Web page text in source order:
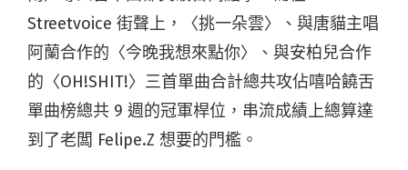
Streetvoice 街聲上，〈挑一朵雲〉、與唐貓主唱
阿蘭合作的〈今晚我想來點你〉、與安柏兒合作
的〈OH!SHIT!〉三首單曲合計總共攻佔嘻哈饒舌
單曲榜總共 9 週的冠軍桿位，串流成績上總算達
到了老闆 Felipe.Z 想要的門檻。